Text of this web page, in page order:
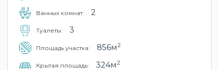
Ванных комнат: 2
Туалеты: 3
Площадь участка: 856м2
Крытая площадь: 324м2